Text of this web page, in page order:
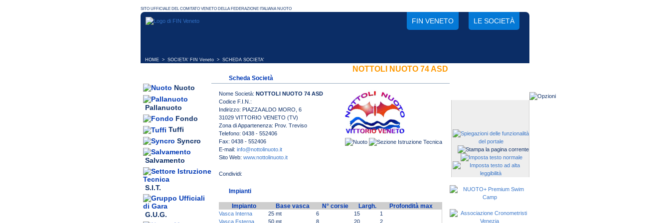
FIN VENETO LE SOCIETÀ
HOME > SOCIETA' FIN Veneto > SCHEDA SOCIETA'
Nuoto
Pallanuoto
Fondo
Tuffi
Syncro
Salvamento
S.I.T.
G.U.G.
NOTTOLI NUOTO 74 ASD
Scheda Società
Nome Società: NOTTOLI NUOTO 74 ASD
Codice F.I.N.:
Indirizzo: PIAZZA ALDO MORO, 6
31029 VITTORIO VENETO (TV)
Zona di Appartenenza: Prov. Treviso
Telefono: 0438 - 552406
Fax: 0438 - 552406
E-mail: info@nottolinuoto.it
Sito Web: www.nottolinuoto.it
Impianti
Impianto Base vasca N° corsie Largh. Profondità max
Vasca Interna 25 mt 6 15
1
Vasca Esterna
50 mt 8 20 2